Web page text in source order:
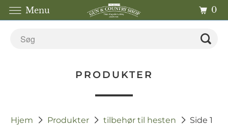
PRODUKTER
Hjem Produkter tilbehør til hesten
Side 1
Menu 0